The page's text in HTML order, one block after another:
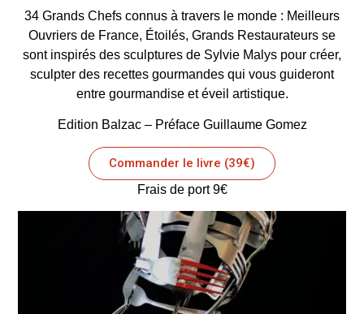
34 Grands Chefs connus à travers le monde : Meilleurs
Ouvriers de France, Étoilés, Grands Restaurateurs se
sont inspirés des sculptures de Sylvie Malys pour créer,
sculpter des recettes gourmandes qui vous guideront
entre gourmandise et éveil artistique.
Edition Balzac – Préface Guillaume Gomez
Commander le livre (39€)
Frais de port 9€